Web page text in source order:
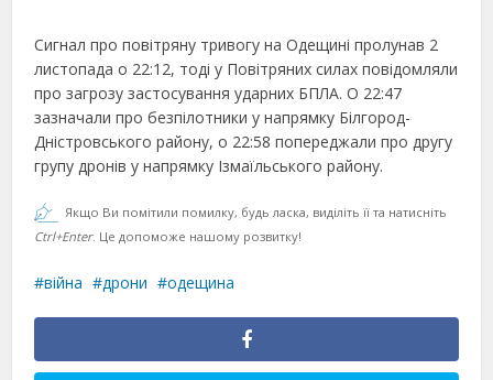
Сигнал про повітряну тривогу на Одещині пролунав 2
листопада о 22:12, тоді у Повітряних силах повідомляли
про загрозу застосування ударних БПЛА. О 22:47
зазначали про безпілотники у напрямку Білгород-
Дністровського району, о 22:58 попереджали про другу
групу дронів у напрямку Ізмаїльського району.
Якщо Ви помітили помилку, будь ласка, виділіть її та натисніть
Ctrl+Enter. Це допоможе нашому розвитку!
війна дрони одещина